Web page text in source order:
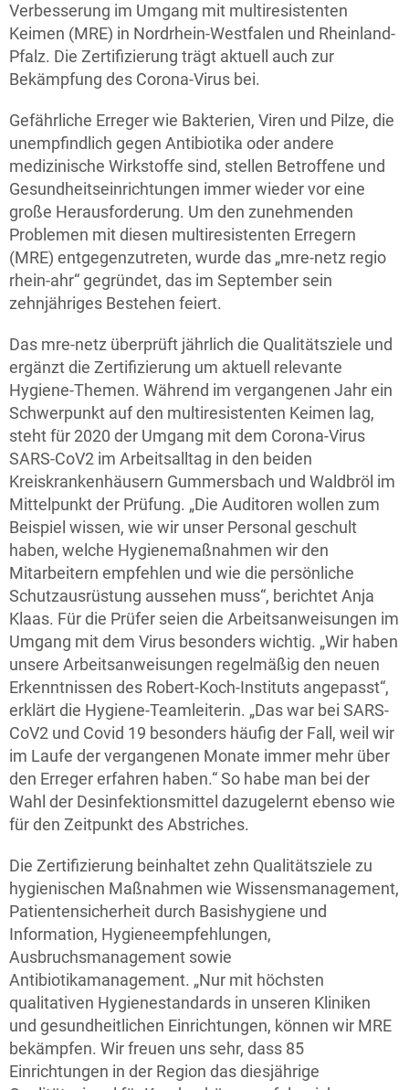
Verbesserung im Umgang mit multiresistenten
Keimen (MRE) in Nordrhein-Westfalen und Rheinland-
Pfalz. Die Zertifizierung trägt aktuell auch zur
Bekämpfung des Corona-Virus bei.
Gefährliche Erreger wie Bakterien, Viren und Pilze, die
unempfindlich gegen Antibiotika oder andere
medizinische Wirkstoffe sind, stellen Betroffene und
Gesundheitseinrichtungen immer wieder vor eine
große Herausforderung. Um den zunehmenden
Problemen mit diesen multiresistenten Erregern
(MRE) entgegenzutreten, wurde das „mre-netz regio
rhein-ahr“ gegründet, das im September sein
zehnjähriges Bestehen feiert.
Das mre-netz überprüft jährlich die Qualitätsziele und
ergänzt die Zertifizierung um aktuell relevante
Hygiene-Themen. Während im vergangenen Jahr ein
Schwerpunkt auf den multiresistenten Keimen lag,
steht für 2020 der Umgang mit dem Corona-Virus
SARS-CoV2 im Arbeitsalltag in den beiden
Kreiskrankenhäusern Gummersbach und Waldbröl im
Mittelpunkt der Prüfung. „Die Auditoren wollen zum
Beispiel wissen, wie wir unser Personal geschult
haben, welche Hygienemaßnahmen wir den
Mitarbeitern empfehlen und wie die persönliche
Schutzausrüstung aussehen muss“, berichtet Anja
Klaas. Für die Prüfer seien die Arbeitsanweisungen im
Umgang mit dem Virus besonders wichtig. „Wir haben
unsere Arbeitsanweisungen regelmäßig den neuen
Erkenntnissen des Robert-Koch-Instituts angepasst“,
erklärt die Hygiene-Teamleiterin. „Das war bei SARS-
CoV2 und Covid 19 besonders häufig der Fall, weil wir
im Laufe der vergangenen Monate immer mehr über
den Erreger erfahren haben.“ So habe man bei der
Wahl der Desinfektionsmittel dazugelernt ebenso wie
für den Zeitpunkt des Abstriches.
Die Zertifizierung beinhaltet zehn Qualitätsziele zu
hygienischen Maßnahmen wie Wissensmanagement,
Patientensicherheit durch Basishygiene und
Information, Hygieneempfehlungen,
Ausbruchsmanagement sowie
Antibiotikamanagement. „Nur mit höchsten
qualitativen Hygienestandards in unseren Kliniken
und gesundheitlichen Einrichtungen, können wir MRE
bekämpfen. Wir freuen uns sehr, dass 85
Einrichtungen in der Region das diesjährige